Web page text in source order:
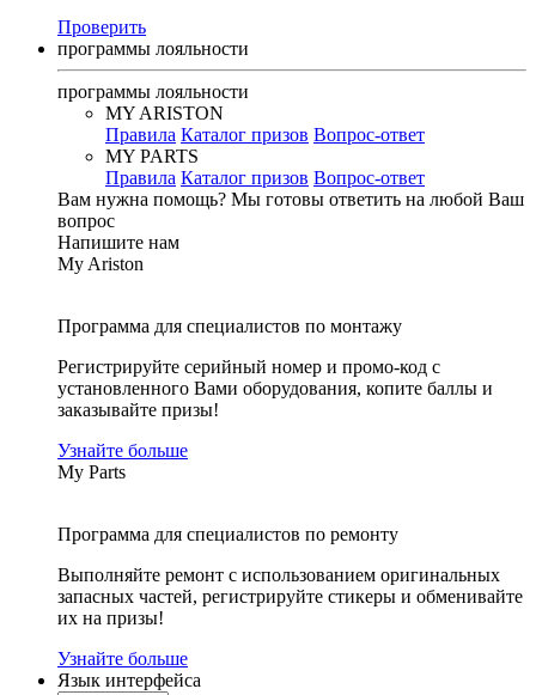
Проверить
программы лояльности
программы лояльности
MY ARISTON
Правила Каталог призов Вопрос-ответ
MY PARTS
Правила Каталог призов Вопрос-ответ
Вам нужна помощь? Мы готовы ответить на любой Ваш
вопрос
Напишите нам
My Ariston
Программа для специалистов по монтажу
Регистрируйте серийный номер и промо-код с
установленного Вами оборудования, копите баллы и
заказывайте призы!
Узнайте больше
My Parts
Программа для специалистов по ремонту
Выполняйте ремонт с использованием оригинальных
запасных частей, регистрируйте стикеры и обменивайте
их на призы!
Узнайте больше
Язык интерфейса